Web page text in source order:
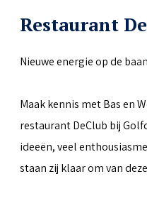
Restaurant
Nieuwe energie op de baan
Maak kennis met Bas en
restaurant DeClub bij
ideeën, veel
staan zij klaar om van